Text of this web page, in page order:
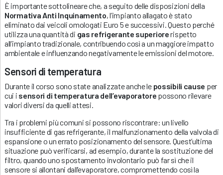
È importante sottolineare che, a seguito delle disposizioni della
Normativa Anti Inquinamento, l’impianto allagato è stato
eliminato dai veicoli omologati Euro 5 e successivi. Questo perché
utilizza una quantità di gas refrigerante superiorerispetto
all’impianto tradizionale, contribuendo così a un maggiore impatto
ambientale e influenzando negativamente le emissioni del motore.
Sensori di temperatura
Durante il corso sono state analizzate anche le possibili cause per
cui i sensori di temperatura dell’evaporatore possono rilevare
valori diversi da quelli attesi.
Tra i problemi più comuni si possono riscontrare: un livello
insufficiente di gas refrigerante, il malfunzionamento della valvola di
espansione o un errato posizionamento del sensore. Quest’ultima
situazione può verificarsi, ad esempio, durante la sostituzione del
filtro, quando uno spostamento involontario può far sì che il
sensore si allontani dall’evaporatore, compromettendo così la